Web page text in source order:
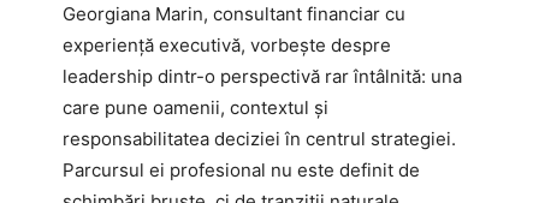
Georgiana Marin, consultant financiar cu
experiență executivă, vorbește despre
leadership dintr-o perspectivă rar întâlnită: una
care pune oamenii, contextul și
responsabilitatea deciziei în centrul strategiei.
Parcursul ei profesional nu este definit de